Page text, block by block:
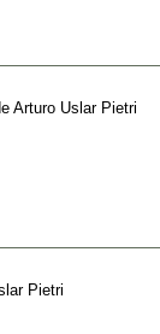
Arturo Uslar Pietri
Pietri